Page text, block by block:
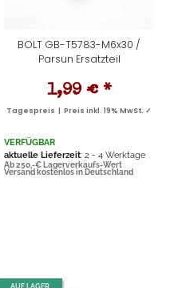
BOLT GB-T5783-M6x30 /
Parsun Ersatzteil
1,99 € *
Tagespreis | Preis inkl. 19% MwSt. ✓
VERFÜGBAR
aktuelle Lieferzeit: 2 - 4 Werktage
Ab 250,-€ Lagerverkaufs-Wert
Versand kostenlos in Deutschland